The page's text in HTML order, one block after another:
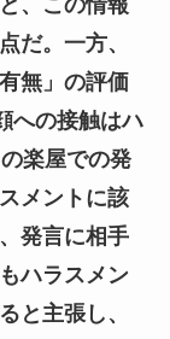
、この情報
だ。一方、
無」の評価
への接触はハ
楽屋での発
メントに該
発言に相手
ハラスメン
と主張し、